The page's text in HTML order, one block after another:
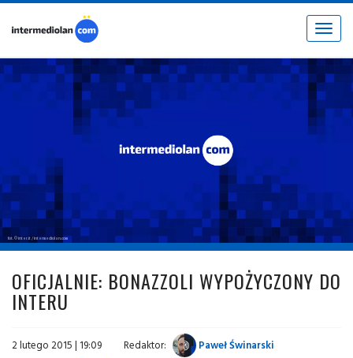
Toggle
fot. © inter.it / intermediolan.com
OFICJALNIE: BONAZZOLI WYPOŻYCZONY DO
INTERU
2 lutego 2015 | 19:09 Redaktor:
Paweł Świnarski